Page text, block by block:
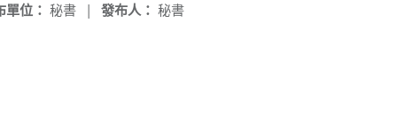
發布人： 秘書
單位： 秘書 |